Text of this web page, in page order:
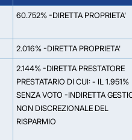
60.752% -DIRETTA PROPRIETA'
2.016% -DIRETTA PROPRIETA'
2.144% -DIRETTA PRESTATORE
PRESTATARIO DI CUI: - IL 1.951%
SENZA VOTO -INDIRETTA
NON DISCREZIONALE DEL
RISPARMIO